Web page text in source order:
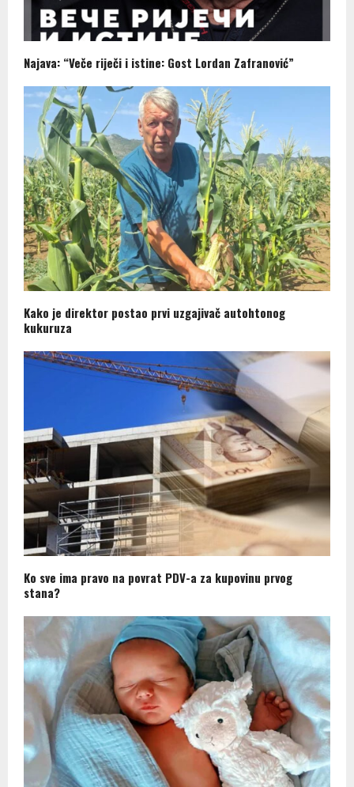
Najava: “Veče riječi i istine: Gost Lordan Zafranović”
Kako je direktor postao prvi uzgajivač autohtonog
kukuruza
Ko sve ima pravo na povrat PDV-a za kupovinu prvog
stana?